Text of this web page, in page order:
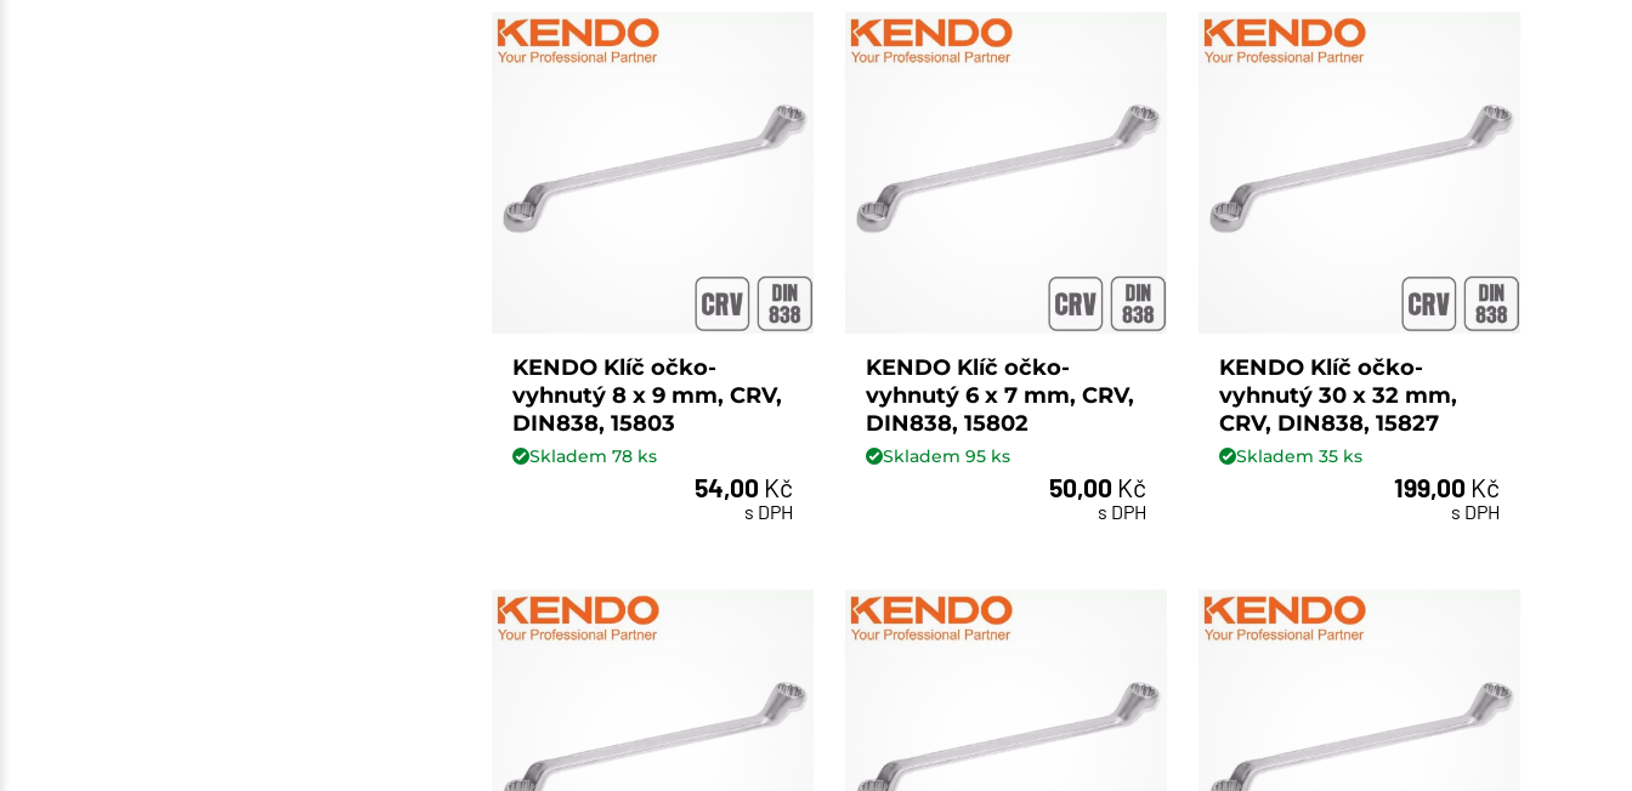
KENDO Klíč očko-
vyhnutý 8 x 9 mm, CRV,
DIN838, 15803
Skladem78 ks
54,00 Kč
s DPH
KENDO Klíč očko-
vyhnutý 6 x 7 mm, CRV,
DIN838, 15802
Skladem95 ks
50,00 Kč
s DPH
KENDO Klíč očko-
vyhnutý 30 x 32 mm,
CRV, DIN838, 15827
Skladem35 ks
199,00 Kč
s DPH